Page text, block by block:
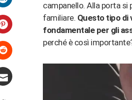
LinkedIn
Pinterest
Stumbleupon
campanello. Alla porta
familiare. Questo tipo di
fondamentale per gli
perché è così